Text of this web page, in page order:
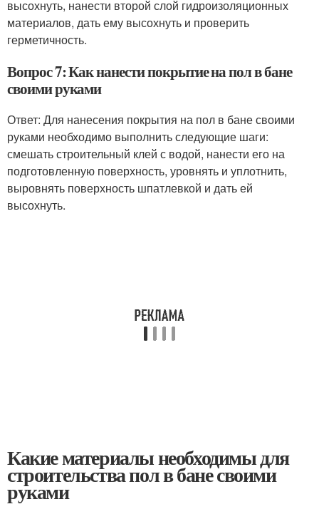
высохнуть, нанести второй слой гидроизоляционных
материалов, дать ему высохнуть и проверить
герметичность.
Вопрос 7: Как нанести покрытие на пол в бане
своими руками
Ответ: Для нанесения покрытия на пол в бане своими
руками необходимо выполнить следующие шаги:
смешать строительный клей с водой, нанести его на
подготовленную поверхность, уровнять и уплотнить,
выровнять поверхность шпатлевкой и дать ей
высохнуть.
Какие материалы необходимы для
строительства пол в бане своими
руками